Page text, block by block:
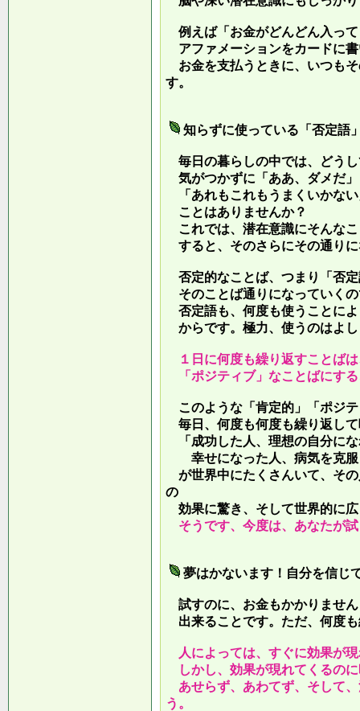
例えば「お金がどんどん入っ
アファメーションをカードに
お金を支払うときに、いつも
す。
知らずに使っている「否定語
毎日の暮らしの中では、どう
気がつかずに「ああ、ダメだ
「あれもこれもうまくいかな
ことはありませんか？
これでは、潜在意識にそんな
すると、そのさらにその通り
否定的なことば、つまり「否
そのことば通りになっていく
否定語も、何度も使うことに
からです。極力、使うのはよ
１日に何度も繰り返すことば
「ポジティブ」なことばにす
このような「肯定的」「ポジ
毎日、何度も何度も繰り返し
「成功した人、理想の自分に
幸せになった人、病気を克服
が世界中にたくさんいて、そ
の
効果に驚き、そして世界的に
そうです、今度は、あなたが
夢はかないます！自分を信じ
試すのに、お金もかかりませ
出来ることです。ただ、何度
人によっては、すぐに効果が
しかし、効果が現れてくるの
あせらず、あわてず、そして
う。